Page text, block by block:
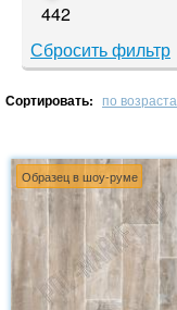
442
Сбросить фильтр
Сортировать: по
Образец в шоу-руме